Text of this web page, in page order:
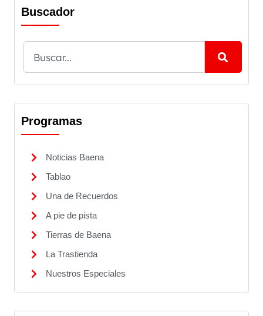
Buscador
Programas
Noticias Baena
Tablao
Una de Recuerdos
A pie de pista
Tierras de Baena
La Trastienda
Nuestros Especiales